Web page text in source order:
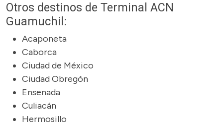
Otros destinos de Terminal ACN
Guamuchil:
Acaponeta
Caborca
Ciudad de México
Ciudad Obregón
Ensenada
Culiacán
Hermosillo